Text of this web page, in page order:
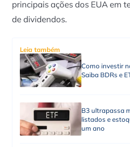
principais ações dos EUA em
de dividendos.
Leia também
Como investir
Saiba BDRs e
B3 ultrapassa
listados e
um ano